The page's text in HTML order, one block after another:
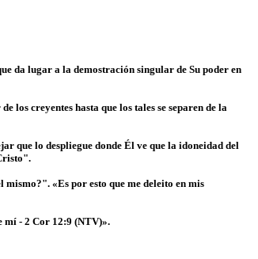
da lugar a la demostración singular de Su poder en
los creyentes hasta que los tales se separen de la
que lo despliegue donde Él ve que la idoneidad del
«Es por esto que me deleito en mis
mí - 2 Cor 12:9 (NTV)».